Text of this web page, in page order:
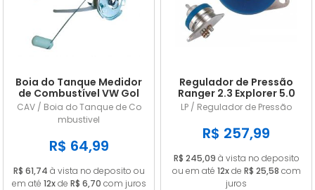
Boia do Tanque Medidor
de Combustível VW Gol
Parati Saveiro Voyage
1985 a 1989 Gasolina
Com Retorno Com
Pescador 55L
CAV / Boia do Tanque de Co
mbustivel
R$ 64,99
R$ 61,74 à vista no deposito ou
em até 12xde R$ 6,70 com juros
Regulador de Pressão
Ranger 2.3 Explorer 5.0
Mustang 2.8 e 5.0 LP228
LP / Regulador de Pressão
R$ 257,99
R$ 245,09 à vista no deposito
ou em até 12xde R$ 25,58 com
juros